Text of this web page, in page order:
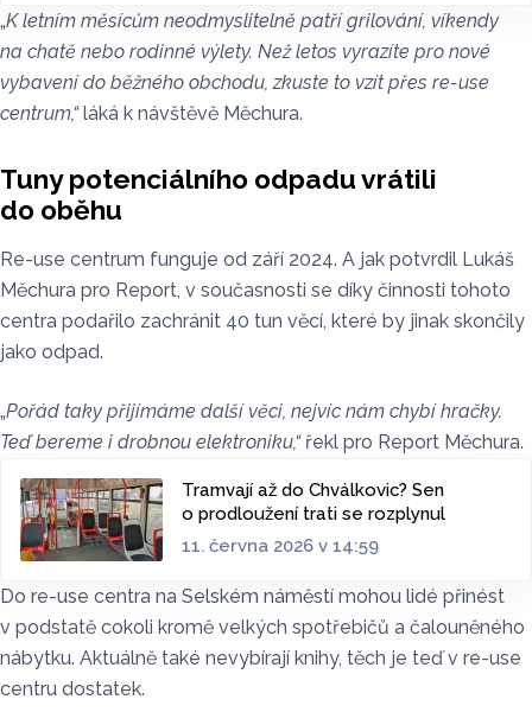
„K letním měsícům neodmyslitelně patří grilování, víkendy
na chatě nebo rodinné výlety. Než letos vyrazíte pro nové
vybavení do běžného obchodu, zkuste to vzít přes re-use
centrum,“láká k návštěvě Měchura.
Tuny potenciálního odpadu vrátili
do oběhu
Re-use centrum funguje od září 2024. A jak potvrdil Lukáš
Měchura pro Report, v současnosti se díky činnosti tohoto
centra podařilo zachránit 40 tun věcí, které by jinak skončily
jako odpad.
„Pořád taky přijímáme další věci, nejvíc nám chybí hračky.
Teď bereme i drobnou elektroniku,“řekl pro Report Měchura.
Tramvají až do Chválkovic? Sen
o prodloužení trati se rozplynul
11. června 2026 v 14:59
Do re-use centra na Selském náměstí mohou lidé přinést
v podstatě cokoli kromě velkých spotřebičů a čalouněného
nábytku. Aktuálně také nevybírají knihy, těch je teď v re-use
centru dostatek.